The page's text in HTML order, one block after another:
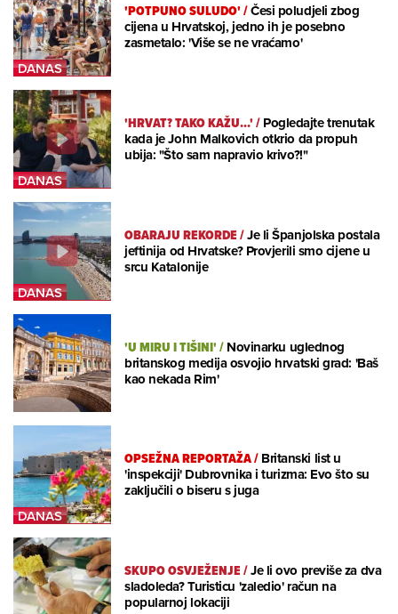
'POTPUNO SULUDO'/Česi poludjeli zbog
cijena u Hrvatskoj, jedno ih je posebno
zasmetalo: 'Više se ne vraćamo'
'HRVAT? TAKO KAŽU...'/Pogledajte trenutak
kada je John Malkovich otkrio da propuh
ubija: "Što sam napravio krivo?!"
OBARAJU REKORDE/Je li Španjolska postala
jeftinija od Hrvatske? Provjerili smo cijene u
srcu Katalonije
'U MIRU I TIŠINI'/Novinarku uglednog
britanskog medija osvojio hrvatski grad: 'Baš
kao nekada Rim'
OPSEŽNA REPORTAŽA/Britanski list u
'inspekciji' Dubrovnika i turizma: Evo što su
zaključili o biseru s juga
SKUPO OSVJEŽENJE/Je li ovo previše za dva
sladoleda? Turisticu 'zaledio' račun na
popularnoj lokaciji